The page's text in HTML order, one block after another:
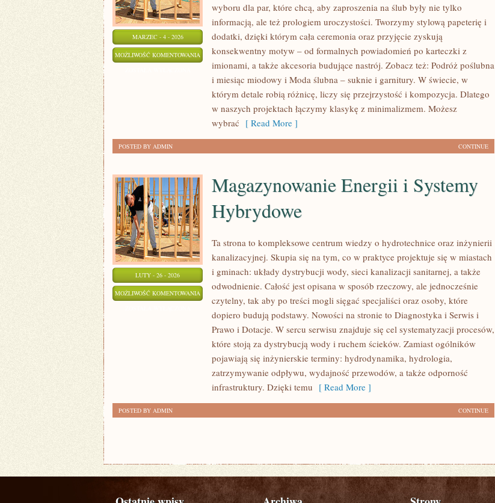
MARZEC - 4 - 2026
MOŻLIWOŚĆ KOMENTOWANIA PREZENTY
GOŚCI
PODZIĘKOWANIA
wyboru dla par, które chcą, aby zaproszenia na ślub były nie tylko
informacją, ale też prologiem uroczystości. Tworzymy stylową papeterię i
dodatki, dzięki którym cała ceremonia oraz przyjęcie zyskują
konsekwentny motyw – od formalnych powiadomień po karteczki z
imionami, a także akcesoria budujące nastrój. Zobacz też: Podróż poślubna
i miesiąc miodowy i Moda ślubna – suknie i garnitury. W świecie, w
którym detale robią różnicę, liczy się przejrzystość i kompozycja. Dlatego
w naszych projektach łączymy klasykę z minimalizmem. Możesz
wybrać [ Read More ]
CONTINUE
POSTED BY ADMIN
LUTY - 26 - 2026
MOŻLIWOŚĆ KOMENTOWANIA
ENERGII
Magazynowanie Energii i Systemy
Hybrydowe
Ta strona to kompleksowe centrum wiedzy o hydrotechnice oraz inżynierii
kanalizacyjnej. Skupia się na tym, co w praktyce projektuje się w miastach
i gminach: układy dystrybucji wody, sieci kanalizacji sanitarnej, a także
odwodnienie. Całość jest opisana w sposób rzeczowy, ale jednocześnie
czytelny, tak aby po treści mogli sięgać specjaliści oraz osoby, które
dopiero budują podstawy. Nowości na stronie to Diagnostyka i Serwis i
Prawo i Dotacje. W sercu serwisu znajduje się cel systematyzacji procesów,
które stoją za dystrybucją wody i ruchem ścieków. Zamiast ogólników
pojawiają się inżynierskie terminy: hydrodynamika, hydrologia,
zatrzymywanie odpływu, wydajność przewodów, a także odporność
infrastruktury. Dzięki temu [ Read More ]
CONTINUE
POSTED BY ADMIN